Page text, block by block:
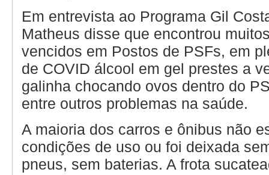
Em entrevista ao Programa Gil
Matheus disse que encontrou
vencidos em Postos de PSFs, em
de COVID álcool em gel prestes a
galinha chocando ovos dentro do
entre outros problemas na saúde.
A maioria dos carros e ônibus não
condições de uso ou foi deixada
pneus, sem baterias. A frota